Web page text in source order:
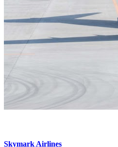
Skymark Airlines